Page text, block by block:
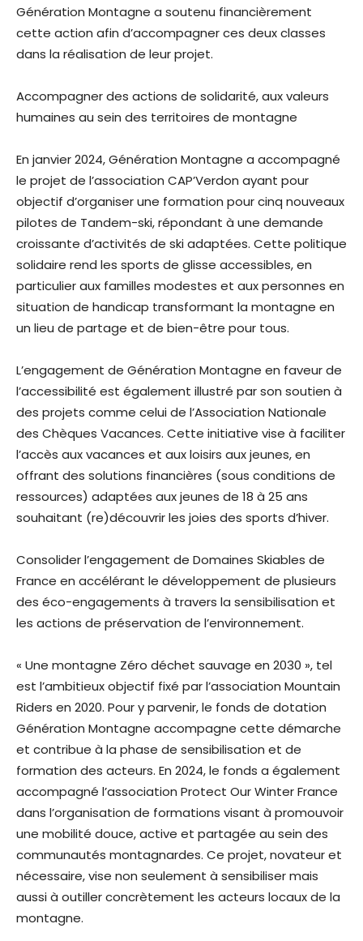
Génération Montagne a soutenu financièrement
cette action afin d’accompagner ces deux classes
dans la réalisation de leur projet.
Accompagner des actions de solidarité, aux valeurs
humaines au sein des territoires de montagne
En janvier 2024, Génération Montagne a accompagné
le projet de l’association CAP’Verdon ayant pour
objectif d’organiser une formation pour cinq nouveaux
pilotes de Tandem-ski, répondant à une demande
croissante d’activités de ski adaptées. Cette politique
solidaire rend les sports de glisse accessibles, en
particulier aux familles modestes et aux personnes en
situation de handicap transformant la montagne en
un lieu de partage et de bien-être pour tous.
L’engagement de Génération Montagne en faveur de
l’accessibilité est également illustré par son soutien à
des projets comme celui de l’Association Nationale
des Chèques Vacances. Cette initiative vise à faciliter
l’accès aux vacances et aux loisirs aux jeunes, en
offrant des solutions financières (sous conditions de
ressources) adaptées aux jeunes de 18 à 25 ans
souhaitant (re)découvrir les joies des sports d’hiver.
Consolider l’engagement de Domaines Skiables de
France en accélérant le développement de plusieurs
des éco-engagements à travers la sensibilisation et
les actions de préservation de l’environnement.
« Une montagne Zéro déchet sauvage en 2030 », tel
est l’ambitieux objectif fixé par l’association Mountain
Riders en 2020. Pour y parvenir, le fonds de dotation
Génération Montagne accompagne cette démarche
et contribue à la phase de sensibilisation et de
formation des acteurs. En 2024, le fonds a également
accompagné l’association Protect Our Winter France
dans l’organisation de formations visant à promouvoir
une mobilité douce, active et partagée au sein des
communautés montagnardes. Ce projet, novateur et
nécessaire, vise non seulement à sensibiliser mais
aussi à outiller concrètement les acteurs locaux de la
montagne.